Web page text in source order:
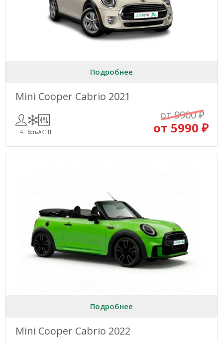
Подробнее
Mini Cooper Cabrio 2021
4 ЕстьАКПП
от 9900 ₽
от 5990 ₽
Подробнее
Mini Cooper Cabrio 2022